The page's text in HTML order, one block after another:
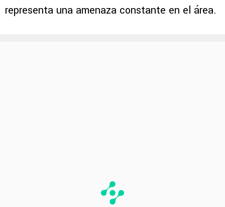
representa una amenaza constante en el área.